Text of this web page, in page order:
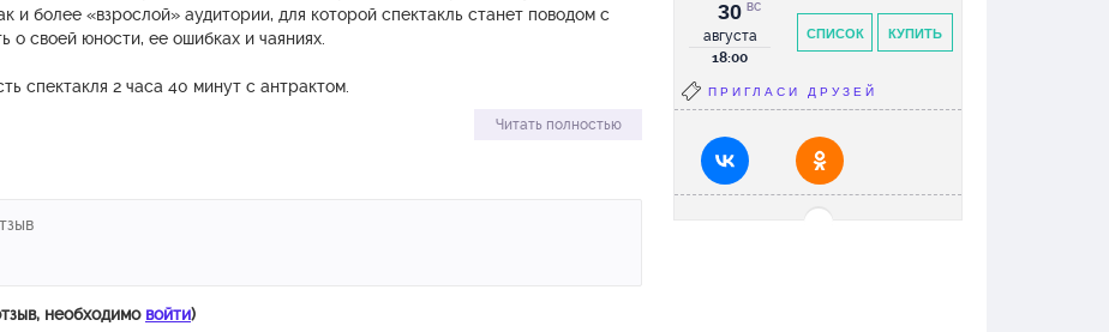
и более «взрослой» аудитории, для которой спектакль станет поводом с
о своей юности, ее ошибках и чаяниях.
спектакля 2 часа 40 минут с антрактом.
Читать полностью
необходимо войти)
КУПИТЬ
СПИСОК
30
августа
ВС
18:00
ПРИГЛАСИ ДРУЗЕЙ